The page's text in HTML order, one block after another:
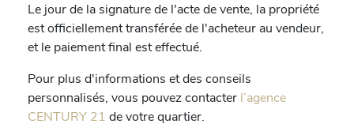
Le jour de la signature de l'acte de vente, la propriété
est officiellement transférée de l'acheteur au vendeur,
et le paiement final est effectué.
Pour plus d'informations et des conseils
personnalisés, vous pouvez contacter l’agence
CENTURY 21 de votre quartier.